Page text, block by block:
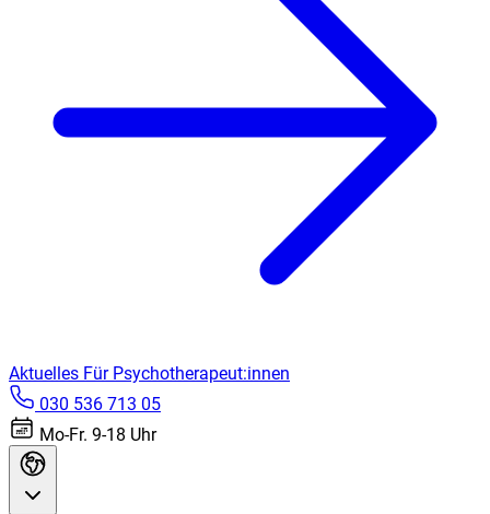
Aktuelles Für Psychotherapeut:innen
030 536 713 05
Mo-Fr. 9-18 Uhr